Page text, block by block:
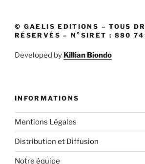
© GAELIS EDITIONS – TOUS
RÉSERVÉS – N°SIRET : 880
Developed by Killian Biondo
INFORMATIONS
Mentions Légales
Distribution et Diffusion
Notre équipe